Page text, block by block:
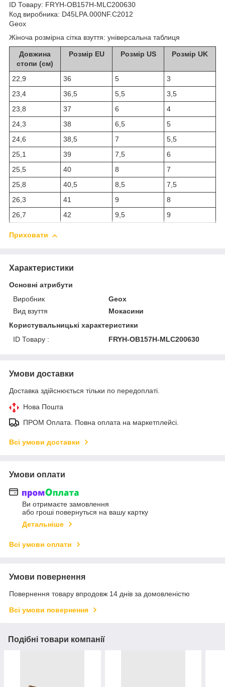
ID Товару: FRYH-OB157H-MLC200630
Код виробника: D45LPA.000NF.C2012
Geox
Жіноча розмірна сітка взуття: універсальна таблиця
Довжина
стопи (см)
Розмір EU Розмір US Розмір UK
22,9 36 5
3
23,4
36,5 5,5
3,5
23,8
37 6
4
24,3
38 6,5
5
24,6
38,5 7
5,5
25,1
39 7,5
6
25,5
40 8
7
25,8
40,5 8,5
7,5
26,3
41 9
8
26,7
42 9,5 9
Приховати
Характеристики
Основні атрибути
Виробник
Geox
Вид взуття
Мокасини
Користувальницькі характеристики
ID Товару :
FRYH-OB157H-MLC200630
Умови доставки
Доставка здійснюється тільки по передоплаті.
Нова Пошта
ПРОМ Оплата. Повна оплата на маркетплейсі.
Всі умови доставки
Умови оплати
Ви отримаєте замовлення
або гроші повернуться на вашу картку
Детальніше
Всі умови оплати
Умови повернення
Повернення товару впродовж 14 днів за домовленістю
Всі умови повернення
Подібні товари компанії